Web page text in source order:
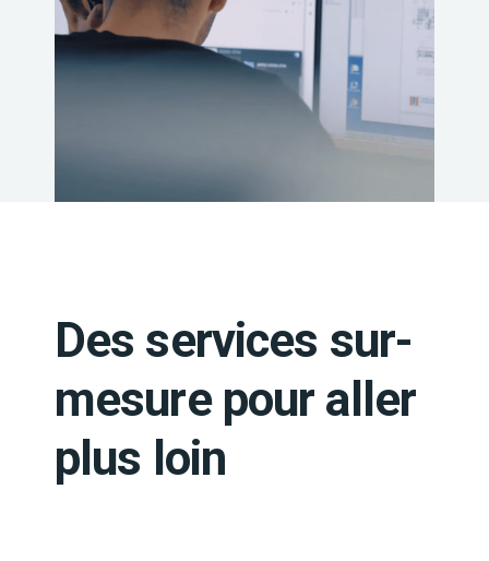
Des services sur-
mesure pour aller
plus loin